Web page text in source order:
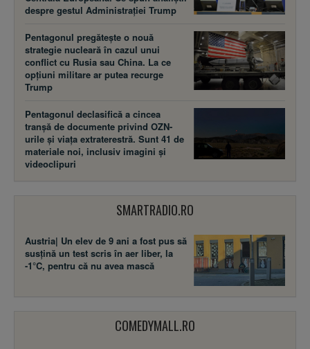
despre gestul Administrației Trump
Pentagonul pregătește o nouă
strategie nucleară în cazul unui
conflict cu Rusia sau China. La ce
opțiuni militare ar putea recurge
Trump
Pentagonul declasifică a cincea
tranșă de documente privind OZN-
urile și viața extraterestră. Sunt 41 de
materiale noi, inclusiv imagini și
videoclipuri
SMARTRADIO.RO
Austria| Un elev de 9 ani a fost pus să
susţină un test scris în aer liber, la
-1°C, pentru că nu avea mască
COMEDYMALL.RO